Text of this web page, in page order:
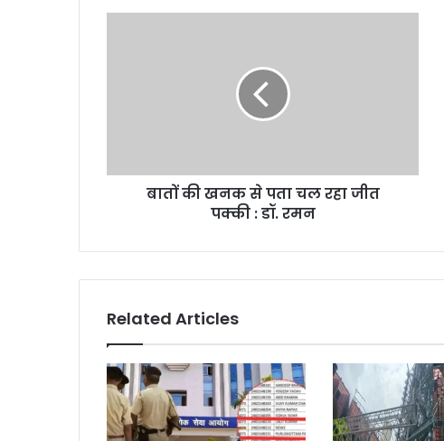
पक्की
बातों की खनक से पता चल रहा जीत
पक्की : डॉ. रमन
Related Articles